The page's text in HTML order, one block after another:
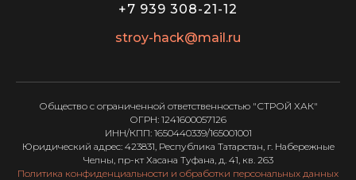
+7 939 308-21-12
stroy-hack@mail.ru
Общество с ограниченной ответственностью "СТРОЙ ХАК"
ОГРН: 1241600057126
ИНН/КПП: 1650440339/165001001
Юридический адрес: 423831, Республика Татарстан, г. Набережные
Челны, пр-кт Хасана Туфана, д. 41, кв. 263
Политика конфиденциальности и обработки персональных данных